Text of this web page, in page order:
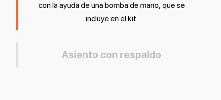
con la ayuda de una bomba de mano, que se
incluye en el kit.
Asiento con respaldo